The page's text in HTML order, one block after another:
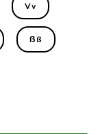
Vv
ẞß